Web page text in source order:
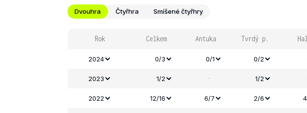
Dvouhra Čtyřhra Smíšené čtyřhry
Rok Celkem Antuka Tvrdý p.
2024 0/3 0/1 0/2
2023 1/2 - 1/2
2022 12/16 6/7 2/6